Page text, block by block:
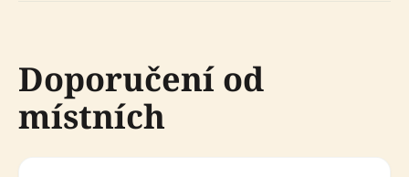
Doporučení od
místních